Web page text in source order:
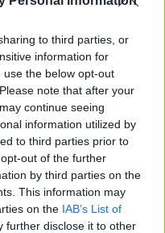
to third parties, or
information for
the below opt-out
note that after your
continue seeing
information utilized by
to third parties prior to
out of the further
by third parties on the
This information may
on the IAB’s List of
further disclose it to other